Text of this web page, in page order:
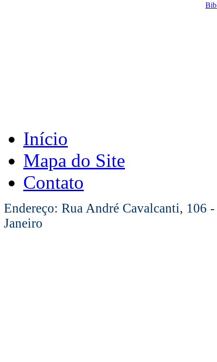
Início
Mapa do Site
Contato
Endereço: Rua André Cavalcanti, 106
Janeiro